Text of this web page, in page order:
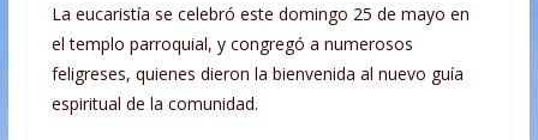
La eucaristía se celebró este domingo 25 de mayo en
el templo parroquial, y congregó a numerosos
feligreses, quienes dieron la bienvenida al nuevo guía
espiritual de la comunidad.